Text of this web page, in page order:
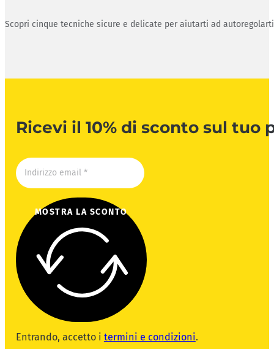
Scopri cinque tecniche sicure e delicate per aiutarti ad
Ricevi il 10% di sconto sul tuo
MOSTRA LA SCONTO
Entrando, accetto i termini e condizioni.